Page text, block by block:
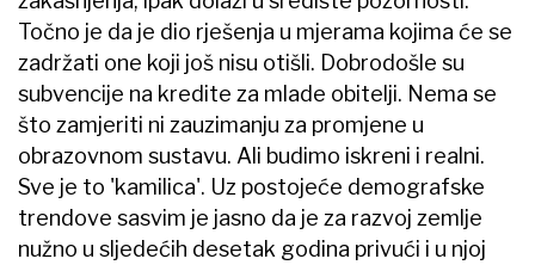
Točno je da je dio rješenja u mjerama kojima će se
zadržati one koji još nisu otišli. Dobrodošle su
subvencije na kredite za mlade obitelji. Nema se
što zamjeriti ni zauzimanju za promjene u
obrazovnom sustavu. Ali budimo iskreni i realni.
Sve je to 'kamilica'. Uz postojeće demografske
trendove sasvim je jasno da je za razvoj zemlje
nužno u sljedećih desetak godina privući i u njoj